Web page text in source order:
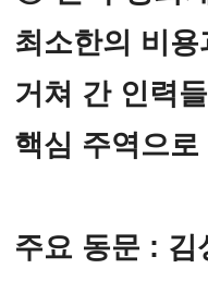
최소한의 비
거쳐 간 인력
핵심 주역으
주요 동문 : 김